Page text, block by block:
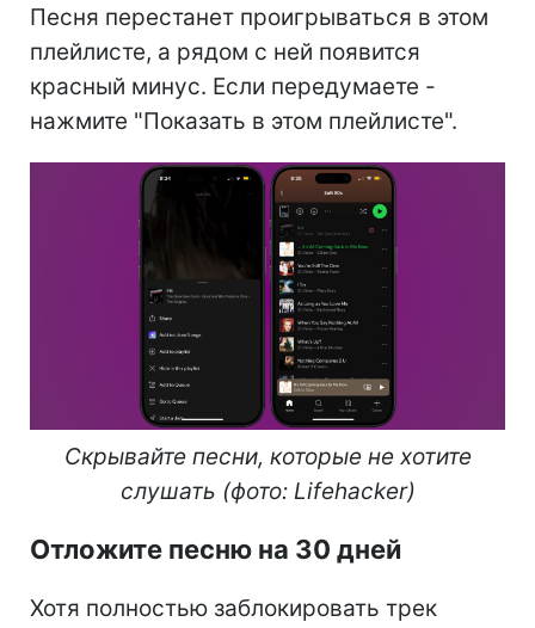
Песня перестанет проигрываться в этом
плейлисте, а рядом с ней появится
красный минус. Если передумаете -
нажмите "Показать в этом плейлисте".
Скрывайте песни, которые не хотите
слушать (фото: Lifehacker)
Отложите песню на 30 дней
Хотя полностью заблокировать трек